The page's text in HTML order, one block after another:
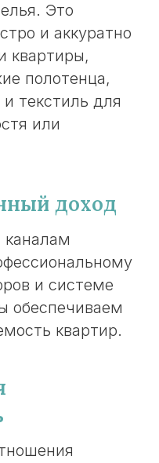
Это
и аккуратно
квартиры,
полотенца,
текстиль для
или
доход
и системе
обеспечиваем
квартир.